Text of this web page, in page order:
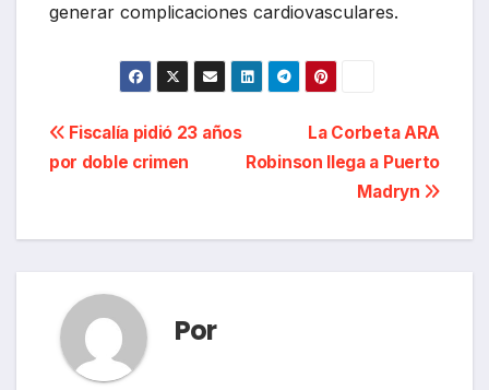
generar complicaciones cardiovasculares.
Navegación
de
entradas
La Corbeta ARA
Robinson llega a Puerto
Madryn
Fiscalía pidió 23 años
por doble crimen
Por